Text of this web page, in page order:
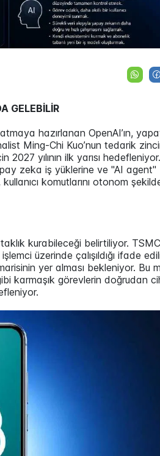
GELEBİLİR
hazırlanan OpenAI’ın,
Ming-Chi Kuo’nun tedarik
2027 yılının ilk yarısı hedefleniyor.
zeka iş yüklerine ve "AI agent"
komutlarını otonom
kurabileceği belirtiliyor.
üzerinde çalışıldığı ifade
yer alması bekleniyor. Bu
karmaşık görevlerin doğrudan